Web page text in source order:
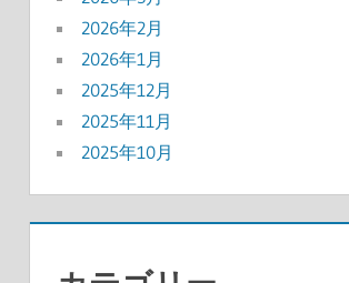
2026年2月
2026年1月
2025年12月
2025年11月
2025年10月